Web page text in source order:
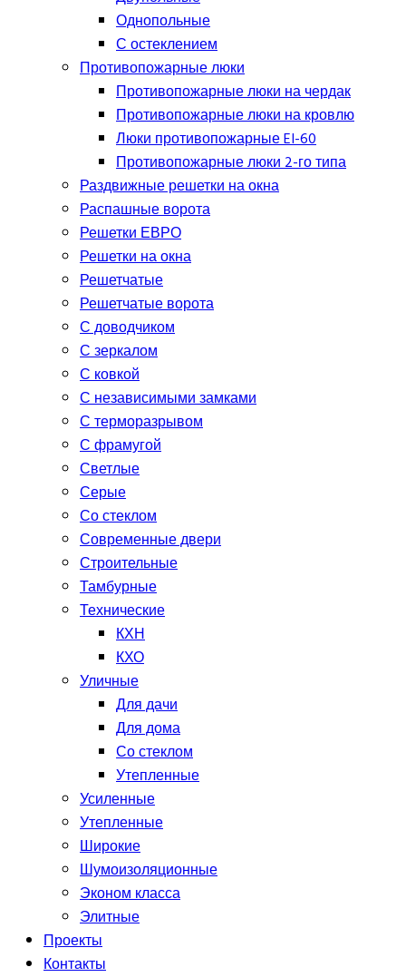
Однопольные
С остеклением
Противопожарные люки
Противопожарные люки на чердак
Противопожарные люки на кровлю
Люки противопожарные EI-60
Противопожарные люки 2-го типа
Раздвижные решетки на окна
Распашные ворота
Решетки ЕВРО
Решетки на окна
Решетчатые
Решетчатые ворота
С доводчиком
С зеркалом
С ковкой
С независимыми замками
С терморазрывом
С фрамугой
Светлые
Серые
Со стеклом
Современные двери
Строительные
Тамбурные
Технические
КХН
КХО
Уличные
Для дачи
Для дома
Со стеклом
Утепленные
Усиленные
Утепленные
Широкие
Шумоизоляционные
Эконом класса
Элитные
Проекты
Контакты